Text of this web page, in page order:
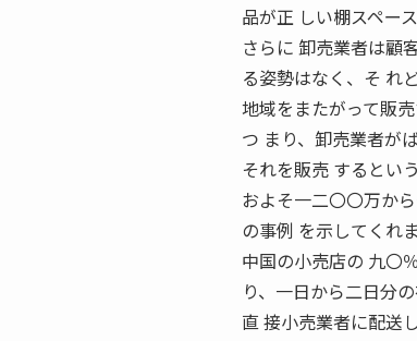
品が正 しい棚スペー
さらに 卸売業者は顧
る姿勢はなく、そ れ
地域をまたがって販
つ まり、卸売業者が
それを販売 するとい
およそ一二〇〇万か
の事例 を示してくれま
中国の小売店の 九〇
り、一日から二日分
直 接小売業者に配送